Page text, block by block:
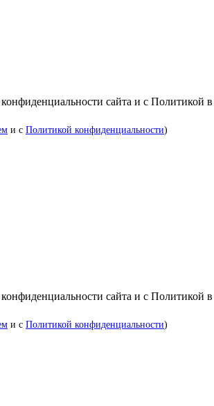
сайта и с Политикой
и с Политикой конфиденциальности)
сайта и с Политикой
и с Политикой конфиденциальности)